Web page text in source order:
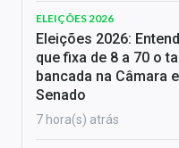
ELEIÇÕES 2026
Eleições 2026:
que fixa de 8 a 70 o
bancada na Câmara
Senado
7 hora(s) atrás